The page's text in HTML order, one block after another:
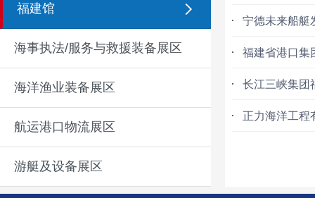
福建馆
海事执法/服务与救援装备展区
海洋渔业装备展区
航运港口物流展区
游艇及设备展区
宁德未来船艇
福建省港口集
长江三峡集团
正力海洋工程